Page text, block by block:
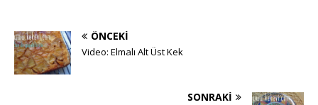
ÖNCEKI
Video: Elmalı Alt Üst Kek
SONRAKI